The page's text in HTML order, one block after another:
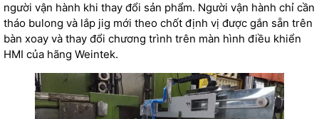
người vận hành khi thay đổi sản phẩm. Người vận hành chỉ cần
tháo bulong và lắp jig mới theo chốt định vị được gắn sẵn trên
bàn xoay và thay đổi chương trình trên màn hình điều khiển
HMI của hãng Weintek.